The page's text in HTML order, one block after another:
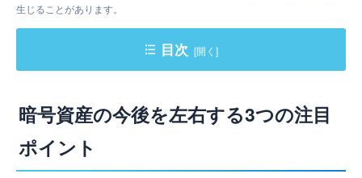
生じることがあります。
目次
暗号資産に残るリスクと注意点
2026年以降の暗号資産市場、長期的な見通しは？
暗号資産の今後を左右する3つの注目
ポイント